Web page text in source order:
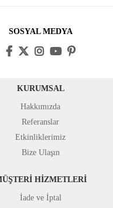
SOSYAL MEDYA
KURUMSAL
Hakkımızda
Referanslar
Etkinliklerimiz
Bize Ulaşın
HİZMETLERİ
İade ve İptal